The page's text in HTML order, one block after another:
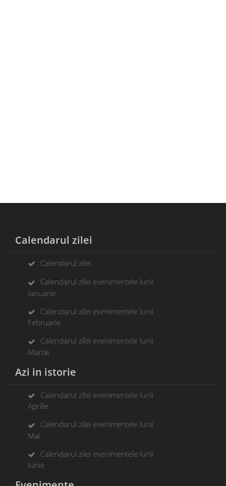
Calendarul zilei
Calendarul zilei
Calendarul zilei evenimentele lunii
Ianuarie
Calendarul zilei evenimentele lunii
Februarie
Calendarul zilei evenimentele lunii
Martie
Azi in istorie
Calendarul zilei evenimentele lunii
Aprilie
Calendarul zilei evenimentele lunii
Mai
Calendarul zilei evenimentele lunii
Iunie